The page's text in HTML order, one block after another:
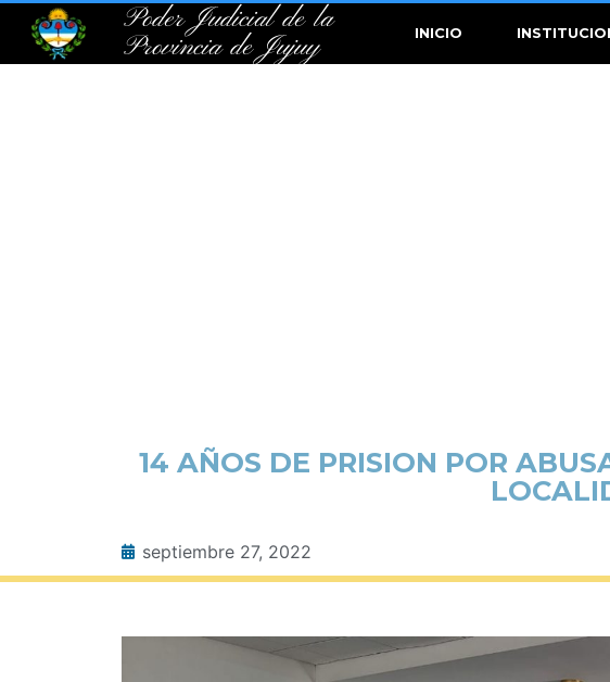
Poder Judicial de la
Provincia de Jujuy
INICIO
14 AÑOS DE PRISION POR
septiembre 27, 2022